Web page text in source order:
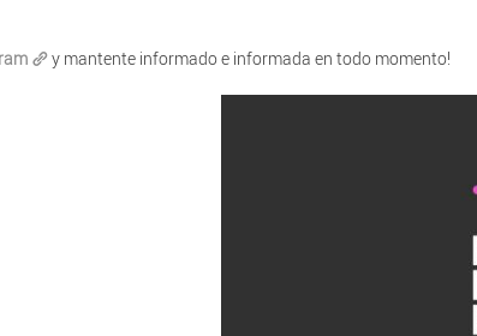
y mantente informado e informada en todo momento!